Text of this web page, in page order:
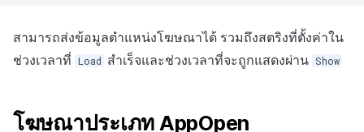
สามารถส่งข้อมูลตำแหน่งโฆษณาได้ รวมถึงสตริงที่ตั้งค่าใน
ช่วงเวลาที่
Load สำเร็จและช่วงเวลาที่จะถูกแสดงผ่าน Show
โฆษณาประเภท AppOpen